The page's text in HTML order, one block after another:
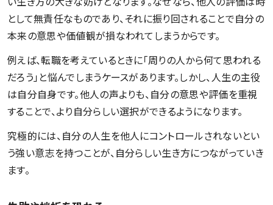
として無責任なものであり、それに振り回されることで自分の
本来の意思や価値観が損なわれてしまうからです。
例えば、転職を考えているときに「周りの人から何て思われる
だろう」と悩んでしまうケースがあります。しかし、人生の主役
は自分自身です。他人の声よりも、自分の意思や評価を重視
することで、より自分らしい選択ができるようになります。
究極的には、自分の人生を他人にコントロールされないとい
う強い意志を持つことが、自分らしい生き方につながっていき
ます。